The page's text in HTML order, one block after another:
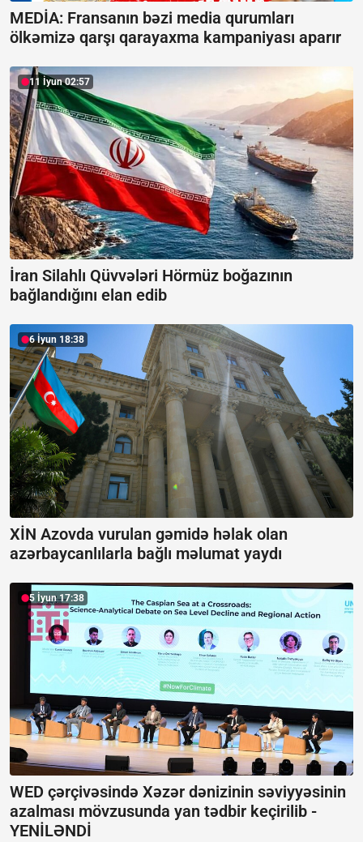
MEDİA: Fransanın bəzi media qurumları
ölkəmizə qarşı qarayaxma kampaniyası aparır
11 İyun 02:57
İran Silahlı Qüvvələri Hörmüz boğazının
bağlandığını elan edib
6 İyun 18:38
XİN Azovda vurulan gəmidə həlak olan
azərbaycanlılarla bağlı məlumat yaydı
5 İyun 17:38
WED çərçivəsində Xəzər dənizinin səviyyəsinin
azalması mövzusunda yan tədbir keçirilib -
YENİLƏNDİ